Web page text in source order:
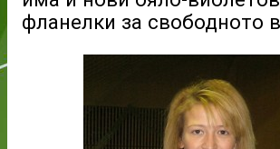
фланелки за свободното